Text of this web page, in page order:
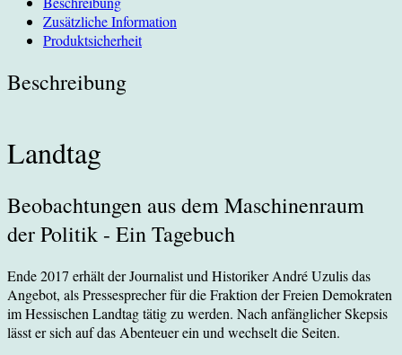
Politik
Zusätzliche Information
Produktsicherheit
Beschreibung
Landtag
Beobachtungen aus dem Maschinenraum
der Politik - Ein Tagebuch
Ende 2017 erhält der Journalist und Historiker André Uzulis das
Angebot, als Pressesprecher für die Fraktion der Freien Demokraten
im Hessischen Landtag tätig zu werden. Nach anfänglicher Skepsis
lässt er sich auf das Abenteuer ein und wechselt die Seiten.